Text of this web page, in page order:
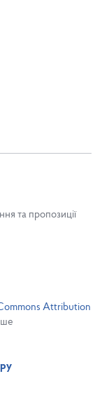
та пропозиції
Attribution